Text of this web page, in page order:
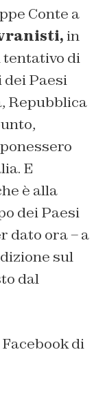
Conte a
in
tentativo di
Paesi
Repubblica
E
è alla
dei Paesi
dato ora – a
sul
dal
di